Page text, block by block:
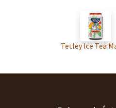
Tetley Ice Tea